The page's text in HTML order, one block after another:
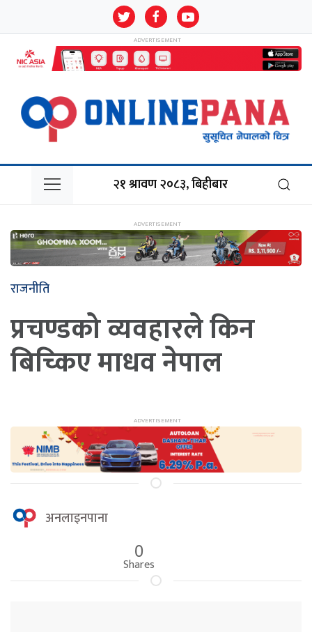
२१ श्रावण २०८३, बिहीबार
राजनीति
प्रचण्डको व्यवहारले किन
बिच्किए माधव नेपाल
अनलाइनपाना
0
Shares